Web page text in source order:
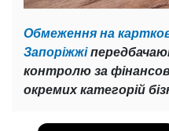
Обмеження на
Запоріжжі
контролю за
окремих категорій